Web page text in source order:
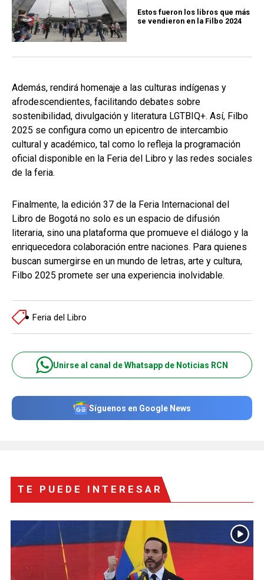
Estos fueron los libros que más
se vendieron en la Filbo 2024
Además, rendirá homenaje a las culturas indígenas y
afrodescendientes, facilitando debates sobre
sostenibilidad, divulgación y literatura LGTBIQ+. Así, Filbo
2025 se configura como un epicentro de intercambio
cultural y académico, tal como lo refleja la programación
oficial disponible en la Feria del Libro y las redes sociales
de la feria.
Finalmente, la edición 37 de la Feria Internacional del
Libro de Bogotá no solo es un espacio de difusión
literaria, sino una plataforma que promueve el diálogo y la
enriquecedora colaboración entre naciones. Para quienes
buscan sumergirse en un mundo de letras, arte y cultura,
Filbo 2025 promete ser una experiencia inolvidable.
Feria del Libro
Unirse al canal de Whatsapp de Noticias RCN
Síguenos en Google News
TE PUEDE INTERESAR